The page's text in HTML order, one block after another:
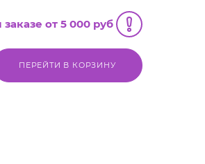
от 5 000 руб
ПЕРЕЙТИ В КОРЗИНУ